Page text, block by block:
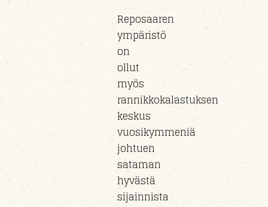
Reposaaren
ympäristö
on
ollut
myös
rannikkokalastuksen
keskus
vuosikymmeniä
johtuen
sataman
hyvästä
sijainnista